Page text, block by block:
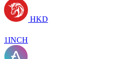
HKD
1INCH